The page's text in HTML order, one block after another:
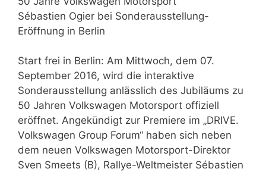
Sébastien Ogier bei Sonderausstellung-
Eröffnung in Berlin
Start frei in Berlin: Am Mittwoch, dem 07.
September 2016, wird die interaktive
Sonderausstellung anlässlich des Jubiläums zu
50 Jahren Volkswagen Motorsport offiziell
eröffnet. Angekündigt zur Premiere im „DRIVE.
Volkswagen Group Forum“ haben sich neben
dem neuen Volkswagen Motorsport-Direktor
Sven Smeets (B), Rallye-Weltmeister Sébastien